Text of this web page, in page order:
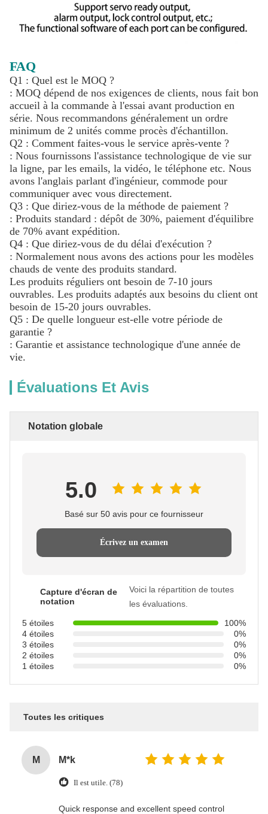
FAQ
Q1 : Quel est le MOQ ?
: MOQ dépend de nos exigences de clients, nous fait bon
accueil à la commande à l'essai avant production en
série. Nous recommandons généralement un ordre
minimum de 2 unités comme procès d'échantillon.
Q2 : Comment faites-vous le service après-vente ?
: Nous fournissons l'assistance technologique de vie sur
la ligne, par les emails, la vidéo, le téléphone etc. Nous
avons l'anglais parlant d'ingénieur, commode pour
communiquer avec vous directement.
Q3 : Que diriez-vous de la méthode de paiement ?
: Produits standard : dépôt de 30%, paiement d'équilibre
de 70% avant expédition.
Q4 : Que diriez-vous de du délai d'exécution ?
: Normalement nous avons des actions pour les modèles
chauds de vente des produits standard.
Les produits réguliers ont besoin de 7-10 jours
ouvrables. Les produits adaptés aux besoins du client ont
besoin de 15-20 jours ouvrables.
Q5 : De quelle longueur est-elle votre période de
garantie ?
: Garantie et assistance technologique d'une année de
vie.
Évaluations Et Avis
Notation globale
5.0
Basé sur 50 avis pour ce fournisseur
Écrivez un examen
Capture d'écran de
notation
Voici la répartition de toutes
les évaluations.
5 étoiles
100%
4 étoiles
0%
3 étoiles
0%
2 étoiles
0%
1 étoiles
0%
Toutes les critiques
M M*k
Il est utile. (78)
Quick response and excellent speed control